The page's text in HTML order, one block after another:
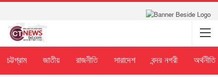
চট্টগ্রাম জাতীয় রাজনীতি সারাদেশ বন্দর নগরী অর্থনীতি